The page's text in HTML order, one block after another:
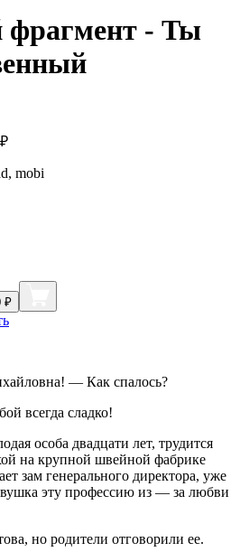
фрагмент - Ты
mobi
₽
— Как спалось?
всегда сладко!
особа двадцати лет, трудится
на крупной швейной фабрике
зам генерального директора, уже
эту профессию из — за любви
но родители отговорили ее.